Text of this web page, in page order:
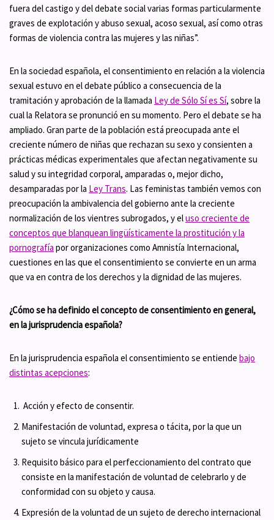
fuera del castigo y del debate social varias formas particularmente
graves de explotación y abuso sexual, acoso sexual, así como otras
formas de violencia contra las mujeres y las niñas”.
En la sociedad española, el consentimiento en relación a la violencia
sexual estuvo en el debate público a consecuencia de la
tramitación y aprobación de la llamada Ley de Sólo Sí es Sí, sobre la
cual la Relatora se pronunció en su momento. Pero el debate se ha
ampliado. Gran parte de la población está preocupada ante el
creciente número de niñas que rechazan su sexo y consienten a
prácticas médicas experimentales que afectan negativamente su
salud y su integridad corporal, amparadas o, mejor dicho,
desamparadas por la Ley Trans. Las feministas también vemos con
preocupación la ambivalencia del gobierno ante la creciente
normalización de los vientres subrogados, y eluso creciente de
conceptos que blanquean lingüísticamente la prostitución y la
pornografía por organizaciones como Amnistía Internacional,
cuestiones en las que el consentimiento se convierte en un arma
que va en contra de los derechos y la dignidad de las mujeres.
¿Cómo se ha definido el concepto de consentimiento en general,
en la jurisprudencia española?
En la jurisprudencia española el consentimiento se entiende bajo
distintas acepciones:
Acción y efecto de consentir.
Manifestación de voluntad, expresa o tácita, por la que un
sujeto se vincula jurídicamente
Requisito básico para el perfeccionamiento del contrato que
consiste en la manifestación de voluntad de celebrarlo y de
conformidad con su objeto y causa.
Expresión de la voluntad de un sujeto de derecho internacional